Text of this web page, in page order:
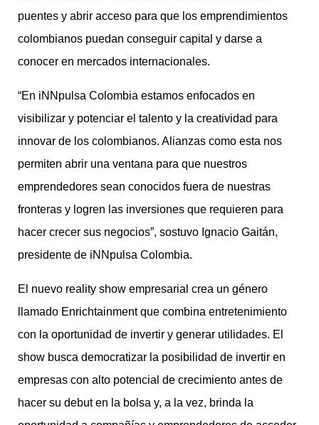
puentes y abrir acceso para que los emprendimientos
colombianos puedan conseguir capital y darse a
conocer en mercados internacionales.
“En iNNpulsa Colombia estamos enfocados en
visibilizar y potenciar el talento y la creatividad para
innovar de los colombianos. Alianzas como esta nos
permiten abrir una ventana para que nuestros
emprendedores sean conocidos fuera de nuestras
fronteras y logren las inversiones que requieren para
hacer crecer sus negocios”, sostuvo Ignacio Gaitán,
presidente de iNNpulsa Colombia.
El nuevo reality show empresarial crea un género
llamado Enrichtainment que combina entretenimiento
con la oportunidad de invertir y generar utilidades. El
show busca democratizar la posibilidad de invertir en
empresas con alto potencial de crecimiento antes de
hacer su debut en la bolsa y, a la vez, brinda la